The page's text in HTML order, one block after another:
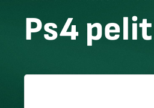
Ps4 pelit